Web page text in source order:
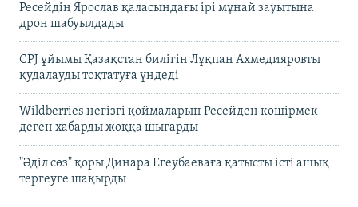
Ресейдің Ярослав қаласындағы ірі мұнай зауытына
дрон шабуылдады
CPJ ұйымы Қазақстан билігін Лұқпан Ахмедияровты
қудалауды тоқтатуға үндеді
Wildberries негізгі қоймаларын Ресейден көшірмек
деген хабарды жоққа шығарды
"Әділ сөз" қоры Динара Егеубаеваға қатысты істі ашық
тергеуге шақырды